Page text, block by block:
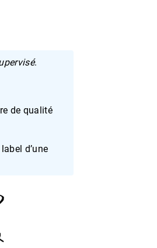
.
de qualité
d’une